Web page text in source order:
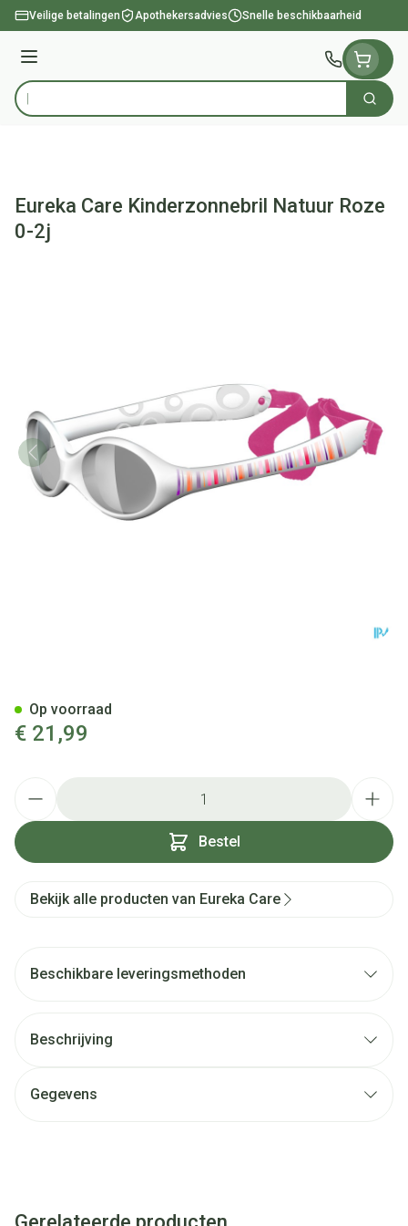
Ga naar de inhoud
Veilige betalingen Apothekersadvies Snelle beschikbaarheid
Menu
Product, merk, categorie... Zoek
Eureka Care Kinderzonnebril Natuur Roze
0-2j
€ 21,99
Bestel
Op voorraad
Bekijk alle producten van Eureka Care
Beschikbare leveringsmethoden
Beschrijving
Gegevens